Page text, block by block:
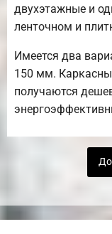
двухэтажные и
ленточном и
Имеется два
150 мм.
получаются